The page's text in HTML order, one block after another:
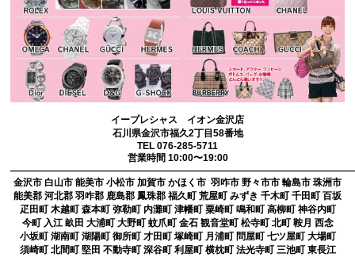
イープレシャス イオン金沢店
石川県金沢市福久2丁目58番地
TEL 076-285-5711
営業時間 10:00〜19:00
金沢市 白山市 能美市 小松市 加賀市 かほく市 羽咋市 野々市市 輪島市 珠洲市
能美郡 河北郡 羽咋郡 鹿島郡 鳳珠郡 福久町 荒屋町 みずき 千木町 千田町 百坂
疋田町 木越町 森本町 弥勒町 内灘町 津幡町 粟崎町 鳴和町 高柳町 神谷内町
今町 入江 畝田 大浦町 大野町 蚊爪町 金石 観音堂町 松寺町 北町 鞍月 西念
小坂町 湖南町 湖陽町 御所町 才田町 塚崎町 月浦町 問屋町 七ツ屋町 大場町
須崎町 北間町 堅田 不動寺町 深谷町 利屋町 横枕町 法光寺町 三池町 東長江